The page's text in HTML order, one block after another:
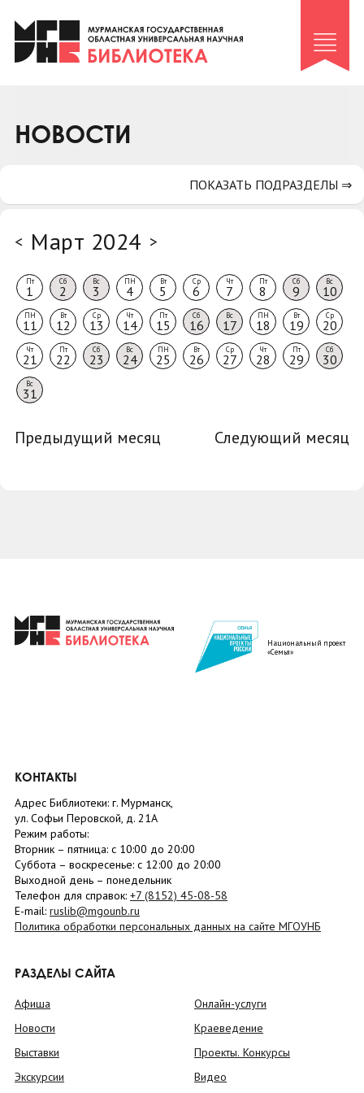
Клуб «Гиря и сельдерей»
Клуб «Семейный архив»
Коллегам
НОВОСТИ
< Март 2024 >
Пт
1
Сб
2
Вс
3
ПН
4
Вт
5
Ср
6
Чт
7
Пт
8
Сб
9
Вс
10
ПН
11
Вт
12
Ср
13
Чт
14
Пт
15
Сб
16
Вс
17
ПН
18
Вт
19
Ср
20
Чт
21
Пт
22
Сб
23
Вс
24
ПН
25
Вт
26
Ср
27
Чт
28
Пт
29
Сб
30
Вс
31
Предыдущий месяц Следующий месяц
ПОКАЗАТЬ ПОДРАЗДЕЛЫ ⇒
Национальный проект
«Семья»
КОНТАКТЫ
Адрес Библиотеки: г. Мурманск,
ул. Софьи Перовской, д. 21А
Режим работы:
Вторник – пятница: с 10:00 до 20:00
Суббота – воскресенье: c 12:00 до 20:00
Выходной день – понедельник
Телефон для справок: +7 (8152) 45-08-58
E-mail: ruslib@mgounb.ru
Политика обработки персональных данных на сайте МГОУНБ
РАЗДЕЛЫ САЙТА
Афиша
Новости
Выставки
Экскурсии
Онлайн-услуги
Краеведение
Проекты. Конкурсы
Видео